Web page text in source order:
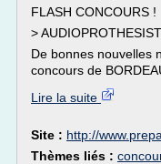
FLASH CONCOURS !
>
De bonnes nouvelles
concours de
Lire la suite
Site : http://
Thèmes liés :